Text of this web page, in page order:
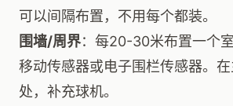
可以间隔布置，不用每个都装。
围墙/周界：每20-30米布置一个
移动传感器或电子围栏传感器。
处，补充球机。